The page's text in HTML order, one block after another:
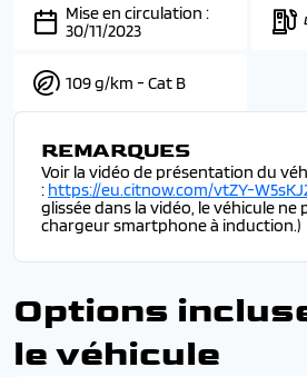
Mise en circulation :
30/11/2023
109 g/km - Cat B
REMARQUES
Voir la vidéo de présentation du
: https://eu.citnow.com/vtZY-
glissée dans la vidéo, le véhicule ne
chargeur smartphone à induction.)
Options
le véhicule